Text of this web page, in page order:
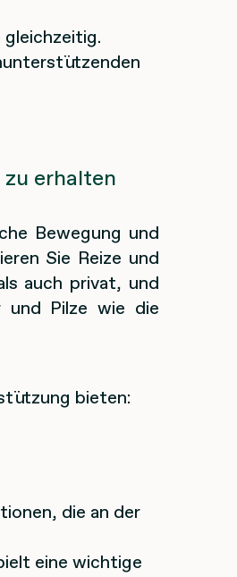
erhalten
Bewegung und
Sie Reize und
auch privat, und
und Pilze wie die
bieten:
die an der
eine wichtige